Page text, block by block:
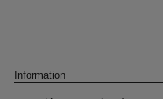
Information